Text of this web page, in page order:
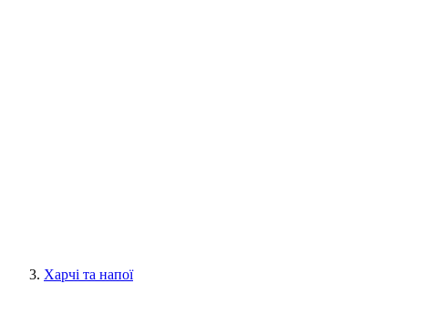
Харчі та напої